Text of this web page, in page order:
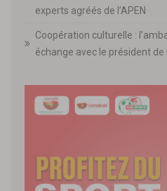
experts agréés de l’APEN
Coopération culturelle :
échange avec le président de